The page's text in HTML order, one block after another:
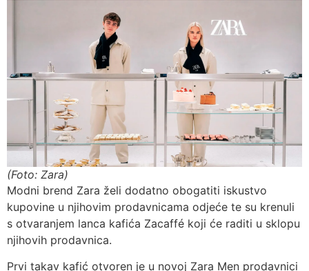
(Foto: Zara)
Modni brend Zara želi dodatno obogatiti iskustvo
kupovine u njihovim prodavnicama odjeće te su krenuli
s otvaranjem lanca kafića Zacaffé koji će raditi u sklopu
njihovih prodavnica.
Prvi takav kafić otvoren je u novoj Zara Men prodavnici